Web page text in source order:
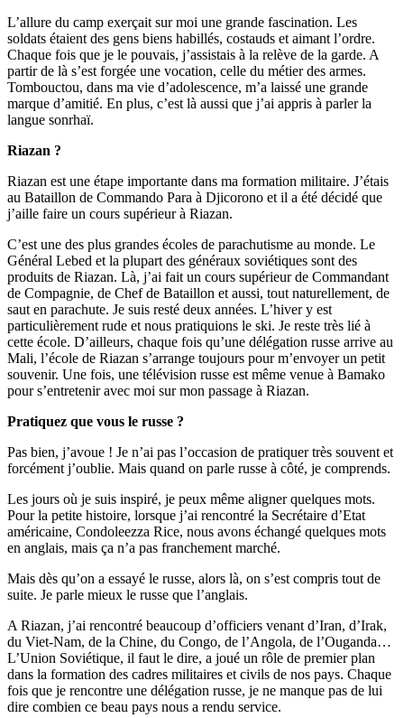
L’allure du camp exerçait sur moi une grande fascination. Les
soldats étaient des gens biens habillés, costauds et aimant l’ordre.
Chaque fois que je le pouvais, j’assistais à la relève de la garde. A
partir de là s’est forgée une vocation, celle du métier des armes.
Tombouctou, dans ma vie d’adolescence, m’a laissé une grande
marque d’amitié. En plus, c’est là aussi que j’ai appris à parler la
langue sonrhaï.
Riazan ?
Riazan est une étape importante dans ma formation militaire. J’étais
au Bataillon de Commando Para à Djicorono et il a été décidé que
j’aille faire un cours supérieur à Riazan.
C’est une des plus grandes écoles de parachutisme au monde. Le
Général Lebed et la plupart des généraux soviétiques sont des
produits de Riazan. Là, j’ai fait un cours supérieur de Commandant
de Compagnie, de Chef de Bataillon et aussi, tout naturellement, de
saut en parachute. Je suis resté deux années. L’hiver y est
particulièrement rude et nous pratiquions le ski. Je reste très lié à
cette école. D’ailleurs, chaque fois qu’une délégation russe arrive au
Mali, l’école de Riazan s’arrange toujours pour m’envoyer un petit
souvenir. Une fois, une télévision russe est même venue à Bamako
pour s’entretenir avec moi sur mon passage à Riazan.
Pratiquez que vous le russe ?
Pas bien, j’avoue ! Je n’ai pas l’occasion de pratiquer très souvent et
forcément j’oublie. Mais quand on parle russe à côté, je comprends.
Les jours où je suis inspiré, je peux même aligner quelques mots.
Pour la petite histoire, lorsque j’ai rencontré la Secrétaire d’Etat
américaine, Condoleezza Rice, nous avons échangé quelques mots
en anglais, mais ça n’a pas franchement marché.
Mais dès qu’on a essayé le russe, alors là, on s’est compris tout de
suite. Je parle mieux le russe que l’anglais.
A Riazan, j’ai rencontré beaucoup d’officiers venant d’Iran, d’Irak,
du Viet-Nam, de la Chine, du Congo, de l’Angola, de l’Ouganda…
L’Union Soviétique, il faut le dire, a joué un rôle de premier plan
dans la formation des cadres militaires et civils de nos pays. Chaque
fois que je rencontre une délégation russe, je ne manque pas de lui
dire combien ce beau pays nous a rendu service.